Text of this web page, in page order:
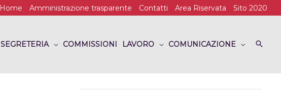
Home Amministrazione trasparente Contatti Area Riservata Sito 2020
SEGRETERIA COMMISSIONI LAVORO COMUNICAZIONE